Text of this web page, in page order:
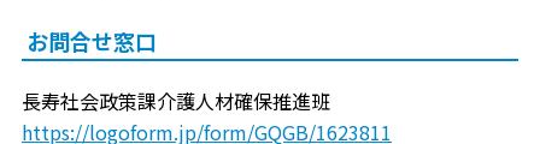
お問合せ窓口
長寿社会政策課介護人材確保推進班
https://logoform.jp/form/GQGB/1623811